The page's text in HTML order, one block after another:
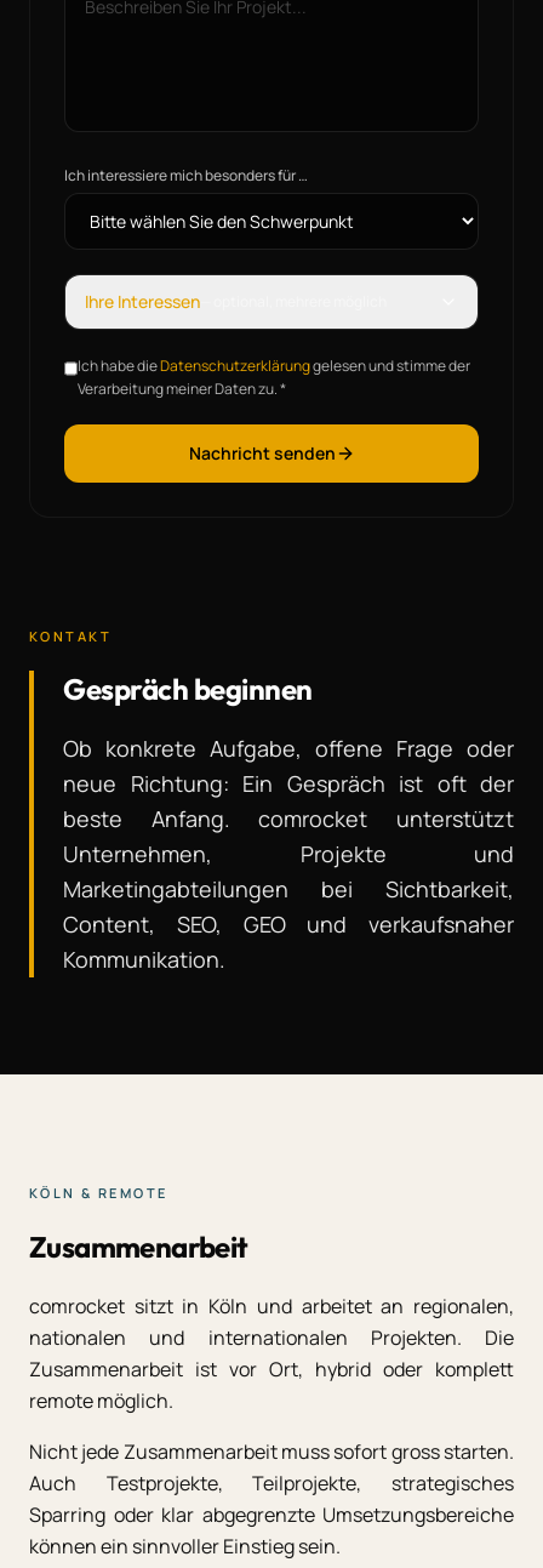
Ich interessiere mich besonders für …
Ihre Interessen
Ich habe dieDatenschutzerklärunggelesen und stimme der
Verarbeitung meiner Daten zu. *
Nachricht senden
KONTAKT
Gespräch beginnen
Ob konkrete Aufgabe, offene Frage oder
neue Richtung: Ein Gespräch ist oft der
beste Anfang. comrocket unterstützt
Unternehmen, Projekte und
Marketingabteilungen bei Sichtbarkeit,
Content, SEO, GEO und verkaufsnaher
Kommunikation.
KÖLN & REMOTE
Zusammenarbeit
comrocket sitzt in Köln und arbeitet an regionalen,
nationalen und internationalen Projekten. Die
Zusammenarbeit ist vor Ort, hybrid oder komplett
remote möglich.
Nicht jede Zusammenarbeit muss sofort gross starten.
Auch Testprojekte, Teilprojekte, strategisches
Sparring oder klar abgegrenzte Umsetzungsbereiche
können ein sinnvoller Einstieg sein.